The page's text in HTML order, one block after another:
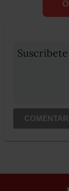
COMENTAR